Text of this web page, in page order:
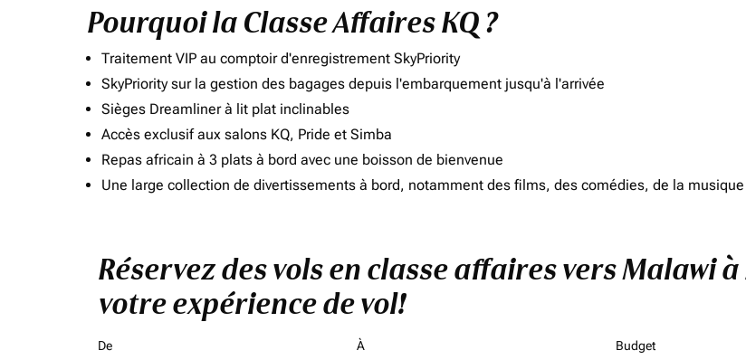
Pourquoi la Classe Affaires KQ ?
Traitement VIP au comptoir d'enregistrement SkyPriority
SkyPriority sur la gestion des bagages depuis l'embarquement jusqu'à l'arrivée
Sièges Dreamliner à lit plat inclinables
Accès exclusif aux salons KQ, Pride et Simba
Repas africain à 3 plats à bord avec une boisson de bienvenue
Une large collection de divertissements à bord, notamment des films, des comédies, de la
Réservez des vols en classe affaires vers Malawi
votre expérience de vol!
De À Budget